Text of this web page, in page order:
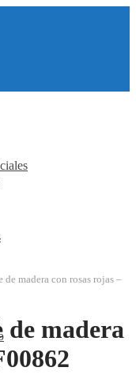
de madera con rosas rojas –
de madera